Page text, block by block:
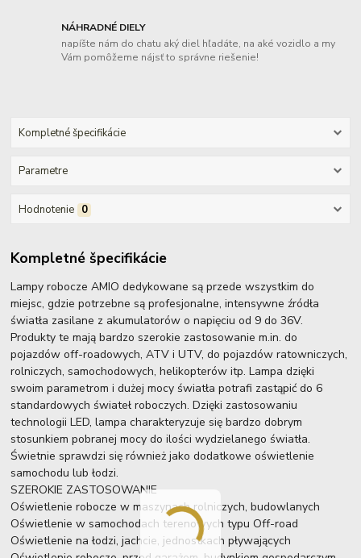
NÁHRADNÉ DIELY
napíšte nám do chatu aký diel hľadáte, na aké vozidlo a my
Vám pomôžeme nájsť to správne riešenie!
Kompletné špecifikácie
Parametre
Hodnotenie 0
Kompletné špecifikácie
Lampy robocze AMIO dedykowane są przede wszystkim do
miejsc, gdzie potrzebne są profesjonalne, intensywne źródła
światła zasilane z akumulatorów o napięciu od 9 do 36V.
Produkty te mają bardzo szerokie zastosowanie m.in. do
pojazdów off-roadowych, ATV i UTV, do pojazdów ratowniczych,
rolniczych, samochodowych, helikopterów itp. Lampa dzięki
swoim parametrom i dużej mocy światła potrafi zastąpić do 6
standardowych świateł roboczych. Dzięki zastosowaniu
technologii LED, lampa charakteryzuje się bardzo dobrym
stosunkiem pobranej mocy do ilości wydzielanego światła.
Świetnie sprawdzi się również jako dodatkowe oświetlenie
samochodu lub łodzi.
SZEROKIE ZASTOSOWANIE
Oświetlenie robocze w maszynach rolniczych, budowlanych
Oświetlenie w samochodach terenowych typu Off-road
Oświetlenie na łodzi, jachcie, jednostkach pływających